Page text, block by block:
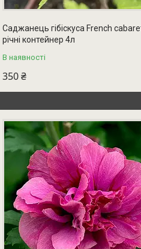
Саджанець гібіскуса French
річні контейнер 4л
В наявності
350 ₴